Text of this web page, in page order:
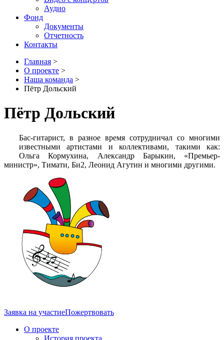
Аудио
Фонд
Документы
Отчетность
Контакты
Главная >
О проекте >
Наша команда >
Пётр Дольский
Пётр Дольский
Бас-гитарист, в разное время сотрудничал со многими
известными артистами и коллективами, такими как:
Ольга Кормухина, Александр Барыкин, «Премьер-
министр», Тимати, Би2, Леонид Агутин и многими другими.
Заявка на участиеПожертвовать
О проекте
История проекта